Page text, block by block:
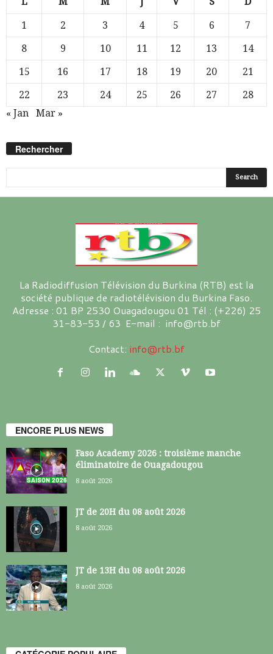
1 2 3 4 5 6
7
8
9 10 11 12 13
14
15
16 17 18 19 20
21
22
23 24 25 26 27
28
« Jan
Mar »
Rechercher
La Radiodiffusion Télévision du Burkina (RTB) est la
société publique de radiotélévision du Burkina Faso.
Adresse : 01 BP 2530 Ouagadougou 01 Tél : (+226) 25
31-83-53 / 63 E-mail : info@rtb.bf
Contact: info@rtb.bf
ENCORE PLUS NEWS
Faso Academy 2026 : troisième manche
éliminatoire de Ouagadougou
8 août 2026
JT de 20H du 08 août 2026
8 août 2026
JT de 13H du 08 août 2026
8 août 2026